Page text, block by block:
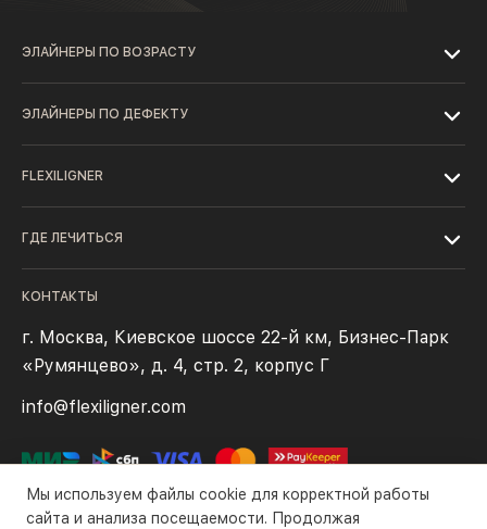
ЭЛАЙНЕРЫ ПО ВОЗРАСТУ
ЭЛАЙНЕРЫ ПО ДЕФЕКТУ
FLEXILIGNER
ГДЕ ЛЕЧИТЬСЯ
КОНТАКТЫ
г. Москва, Киевское шоссе 22-й км, Бизнес-Парк
«Румянцево», д. 4, стр. 2, корпус Г
info@flexiligner.com
Мы используем файлы cookie для корректной работы
сайта и анализа посещаемости. Продолжая